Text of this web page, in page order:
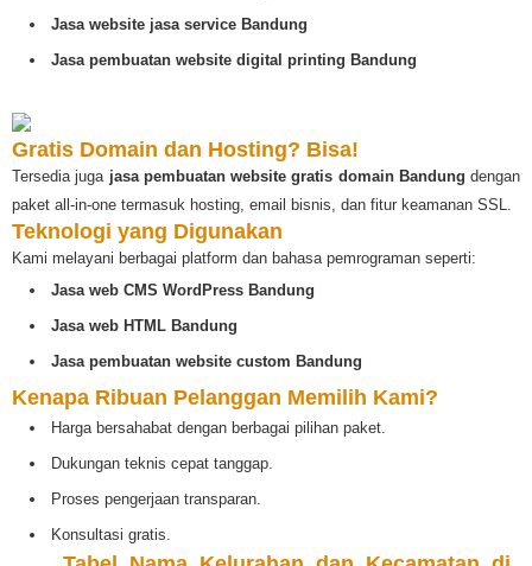
Jasa website jasa service Bandung
Jasa pembuatan website digital printing Bandung
Gratis Domain dan Hosting? Bisa!
Tersedia juga jasa pembuatan website gratis domain Bandung dengan
paket all-in-one termasuk hosting, email bisnis, dan fitur keamanan SSL.
Teknologi yang Digunakan
Kami melayani berbagai platform dan bahasa pemrograman seperti:
Jasa web CMS WordPress Bandung
Jasa web HTML Bandung
Jasa pembuatan website custom Bandung
Kenapa Ribuan Pelanggan Memilih Kami?
Harga bersahabat dengan berbagai pilihan paket.
Dukungan teknis cepat tanggap.
Proses pengerjaan transparan.
Konsultasi gratis.